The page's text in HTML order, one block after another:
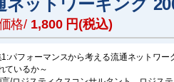
格/ 1,800円(税込)
1:パフォーマンスから考える流通ネットワ
ているか～